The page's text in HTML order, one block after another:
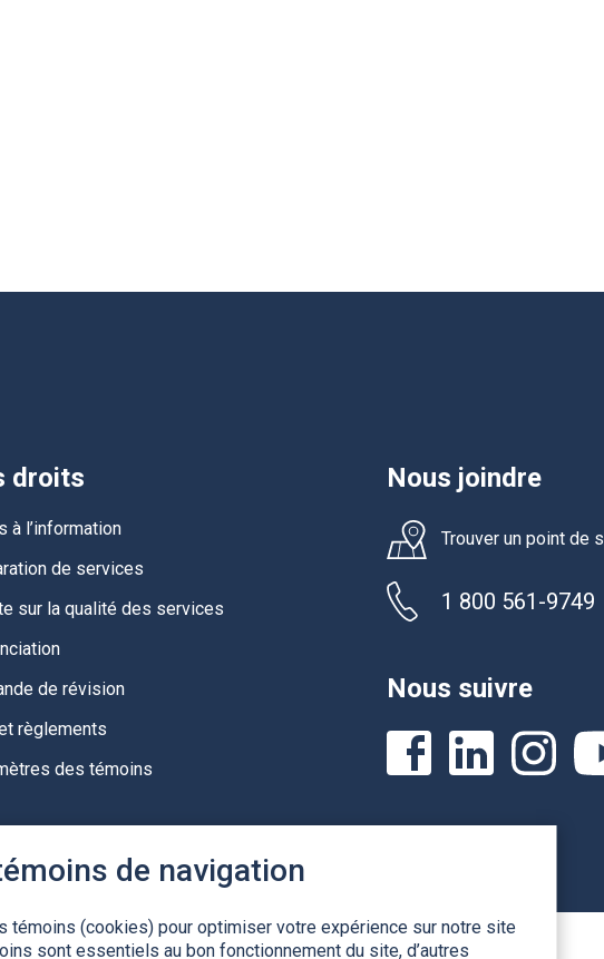
de navigation
témoins (cookies) pour optimiser votre expérience sur notre site
sont essentiels au bon fonctionnement du site, d’autres
droits
à l’information
de services
sur la qualité des services
de révision
règlements
des témoins
Nous joindre
Trouver un point de
1 800 561-9749
Nous suivre